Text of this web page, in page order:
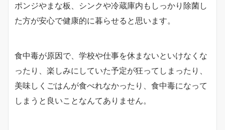
ポンジやまな板、シンクや冷蔵庫内もしっかり除菌し
た方が安心で健康的に暮らせると思います。
食中毒が原因で、学校や仕事を休まないといけなくな
ったり、楽しみにしていた予定が狂ってしまったり、
美味しくごはんが食べれなかったり、食中毒になって
しまうと良いことなんてありません。